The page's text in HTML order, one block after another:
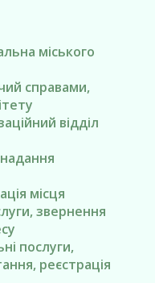
міського
справами,
відділ
місця
звернення
послуги,
реєстрація